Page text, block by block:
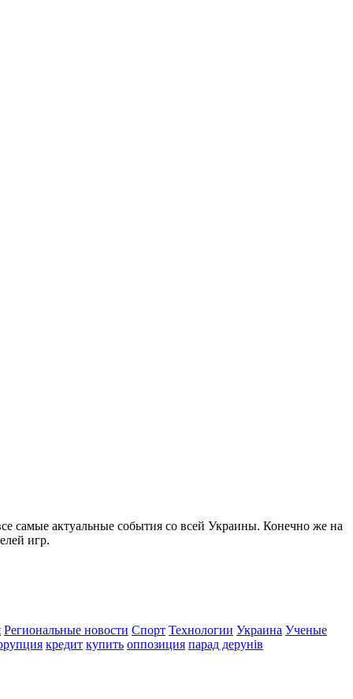
самые актуальные события со всей Украины. Конечно же на
игр.
Региональные новости Спорт Технологии Украина Ученые
кредит купить оппозиция парад дерунів